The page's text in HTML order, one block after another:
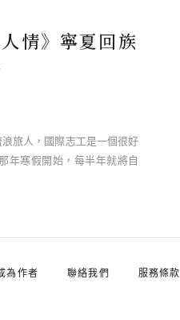
情》寧夏回族
旅人，國際志工是一個很好
年寒假開始，每半年就將自
為作者 聯絡我們 服務條款